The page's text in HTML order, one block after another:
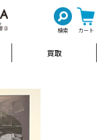
検索 カート
買取